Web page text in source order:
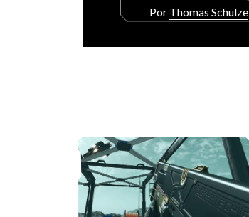
Por Thomas Schulze